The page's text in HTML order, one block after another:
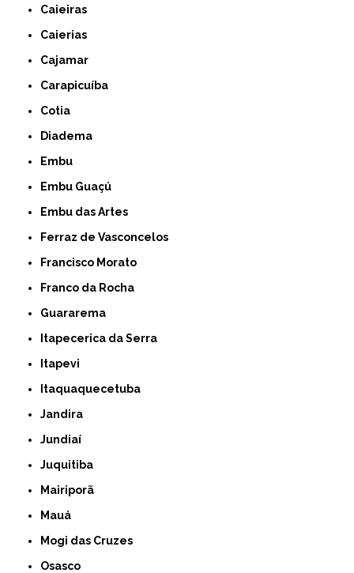
Caieiras
Caierias
Cajamar
Carapicuíba
Cotia
Diadema
Embu
Embu Guaçú
Embu das Artes
Ferraz de Vasconcelos
Francisco Morato
Franco da Rocha
Guararema
Itapecerica da Serra
Itapevi
Itaquaquecetuba
Jandira
Jundiaí
Juquitiba
Mairiporã
Mauá
Mogi das Cruzes
Osasco